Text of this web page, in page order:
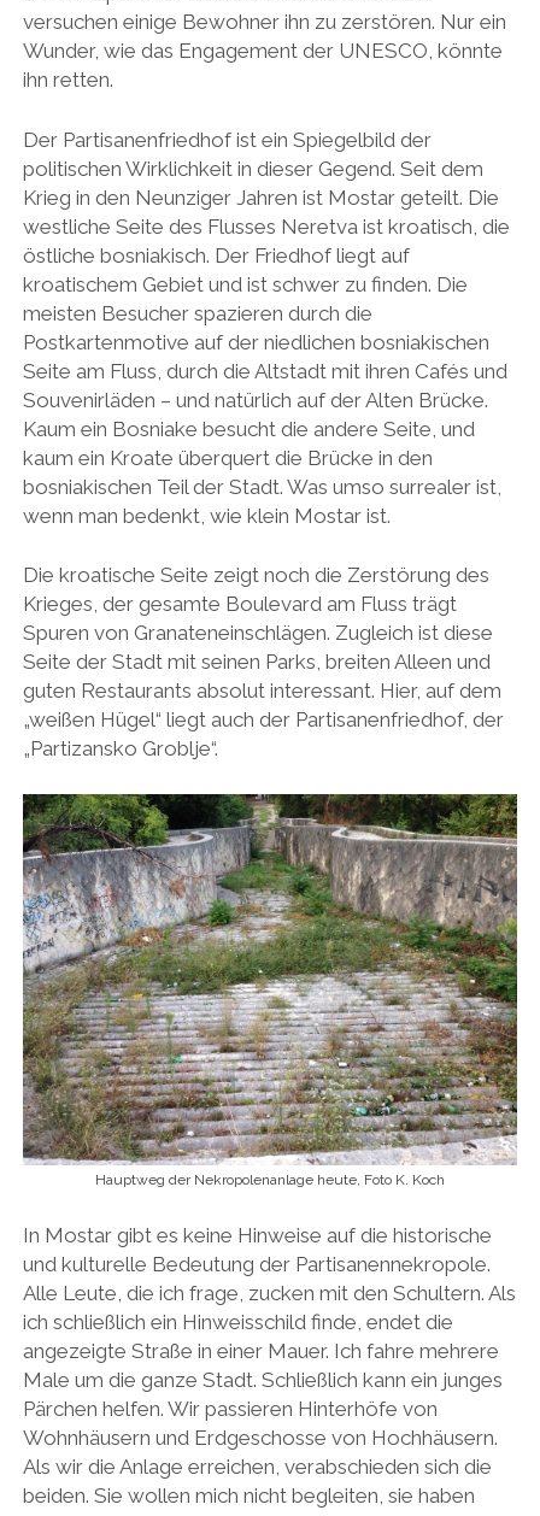
versuchen einige Bewohner ihn zu zerstören. Nur ein
Wunder, wie das Engagement der UNESCO, könnte
ihn retten.
Der Partisanenfriedhof ist ein Spiegelbild der
politischen Wirklichkeit in dieser Gegend. Seit dem
Krieg in den Neunziger Jahren ist Mostar geteilt. Die
westliche Seite des Flusses Neretva ist kroatisch, die
östliche bosniakisch. Der Friedhof liegt auf
kroatischem Gebiet und ist schwer zu finden. Die
meisten Besucher spazieren durch die
Postkartenmotive auf der niedlichen bosniakischen
Seite am Fluss, durch die Altstadt mit ihren Cafés und
Souvenirläden – und natürlich auf der Alten Brücke.
Kaum ein Bosniake besucht die andere Seite, und
kaum ein Kroate überquert die Brücke in den
bosniakischen Teil der Stadt. Was umso surrealer ist,
wenn man bedenkt, wie klein Mostar ist.
Die kroatische Seite zeigt noch die Zerstörung des
Krieges, der gesamte Boulevard am Fluss trägt
Spuren von Granateneinschlägen. Zugleich ist diese
Seite der Stadt mit seinen Parks, breiten Alleen und
guten Restaurants absolut interessant. Hier, auf dem
„weißen Hügel“ liegt auch der Partisanenfriedhof, der
„Partizansko Groblje“.
Hauptweg der Nekropolenanlage heute, Foto K. Koch
In Mostar gibt es keine Hinweise auf die historische
und kulturelle Bedeutung der Partisanennekropole.
Alle Leute, die ich frage, zucken mit den Schultern. Als
ich schließlich ein Hinweisschild finde, endet die
angezeigte Straße in einer Mauer. Ich fahre mehrere
Male um die ganze Stadt. Schließlich kann ein junges
Pärchen helfen. Wir passieren Hinterhöfe von
Wohnhäusern und Erdgeschosse von Hochhäusern.
Als wir die Anlage erreichen, verabschieden sich die
beiden. Sie wollen mich nicht begleiten, sie haben